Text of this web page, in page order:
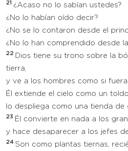
21 ¿Acaso no lo sabían ustedes?
¿No lo habían oído decir?
¿No se lo contaron desde el
¿No lo han comprendido desde
22
Dios tiene su trono sobre la
tierra,
y ve a los hombres como si
Él extiende el cielo como un toldo,
lo despliega como una tienda de
23 Él convierte en nada a los
y hace desaparecer a los jefes
24 Son como plantas tiernas,